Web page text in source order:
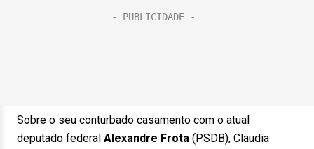
Sobre o seu conturbado casamento com o atual
deputado federal Alexandre Frota (PSDB), Claudia